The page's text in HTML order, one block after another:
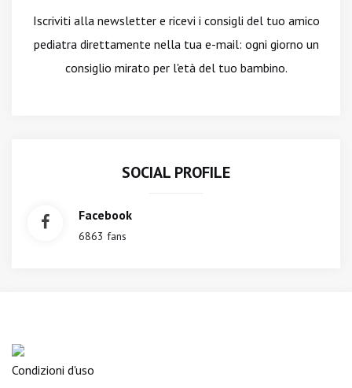
Iscriviti alla newslettere ricevi i consigli del tuo amico
pediatra direttamente nella tua e-mail: ogni giorno un
consiglio mirato per l'età del tuo bambino.
SOCIAL PROFILE
Facebook
6863 fans
Condizioni d'uso